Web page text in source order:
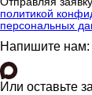
политикой
персональных
Напишите нам:
Или оставьте